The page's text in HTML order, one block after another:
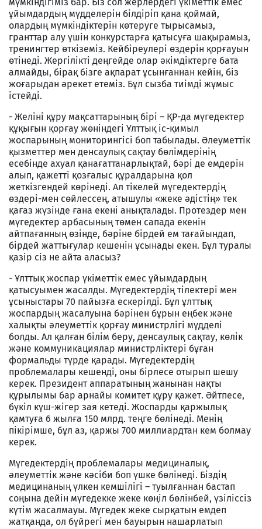
ұйымдардың мүдделерін білдіріп қана қоймай,
олардың мүмкіндіктерін көтеруге тырысамыз,
гранттар алу үшін конкурстарға қатысуға шақырамыз,
тренингтер өткіземіз. Кейбіреулері өздерін қорғауын
өтінеді. Жергілікті деңгейде олар әкімдіктерге бата
алмайды, бірақ бізге ақпарат ұсынғаннан кейін, біз
жоғарыдан әрекет етеміз. Бұл сызба тиімді жұмыс
істейді.
- Желіні құру мақсаттарының бірі – ҚР-да мүгедектер
құқығын қорғау жөніндегі Ұлттық іс-қимыл
жоспарының мониторингісі боп табылады. Әлеуметтік
қызметтер мен денсаулық сақтау бөлімдерінің
есебінде ахуал қанағаттанарлықтай, бәрі де емдерін
алып, қажетті қозғалыс құралдарына қол
жеткізгендей көрінеді. Ал тікелей мүгедектердің
өздері-мен сөйлессең, атышулы «жеке әдістің» тек
қағаз жүзінде ғана екені анықталады. Протездер мен
мүгедектер арбасының төмен сапада екенін
айтпағанның өзінде, бәріне бірдей ем тағайындап,
бірдей жаттығулар кешенін ұсынады екен. Бұл туралы
қазір сіз не айта аласыз?
- Ұлттық жоспар үкіметтік емес ұйымдардың
қатысуымен жасалды. Мүгедектердің тілектері мен
ұсыныстары 70 пайызға ескерілді. Бұл ұлттық
жоспардың жасалуына бәрінен бұрын еңбек және
халықты әлеуметтік қорғау министрлігі мүдделі
болды. Ал қалған білім беру, денсаулық сақтау, көлік
және коммуникациялар министрліктері бұған
формальды түрде қарады. Мүгедектердің
проблемалары кешенді, оны бірлесе отырып шешу
керек. Президент аппаратының жанынан нақты
құрылымы бар арнайы комитет құру қажет. Әйтпесе,
бүкіл күш-жігер зая кетеді. Жоспарды қаржылық
қамтуға 6 жылға 150 млрд. теңге бөлінеді. Менің
пікірімше, бұл аз, қаржы 700 миллиардтан кем болмау
керек.
Мүгедектердің проблемалары медициналық,
әлеуметтік және кәсіби боп үшке бөлінеді. Біздің
медицинаның үлкен кемшілігі – туылғаннан бастап
соңына дейін мүгедекке жеке көңіл бөлінбей, үзіліссіз
күтім жасалмауы. Мүгедек жеке сырқатын емдеп
жатқанда, ол бүйрегі мен бауырын нашарлатып